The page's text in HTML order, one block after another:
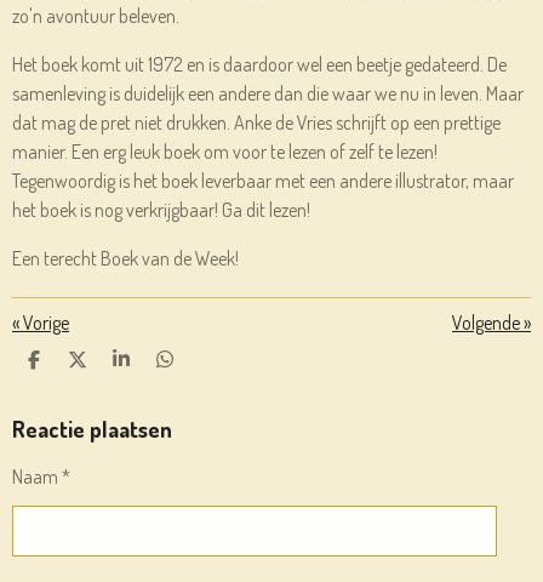
zo'n avontuur beleven.
Het boek komt uit 1972 en is daardoor wel een beetje gedateerd. De
samenleving is duidelijk een andere dan die waar we nu in leven. Maar
dat mag de pret niet drukken. Anke de Vries schrijft op een prettige
manier. Een erg leuk boek om voor te lezen of zelf te lezen!
Tegenwoordig is het boek leverbaar met een andere illustrator, maar
het boek is nog verkrijgbaar! Ga dit lezen!
Een terecht Boek van de Week!
«Vorige Volgende»
D
E
N
D
L
S
R
E
D
E
N
Reactie plaatsen
Naam *